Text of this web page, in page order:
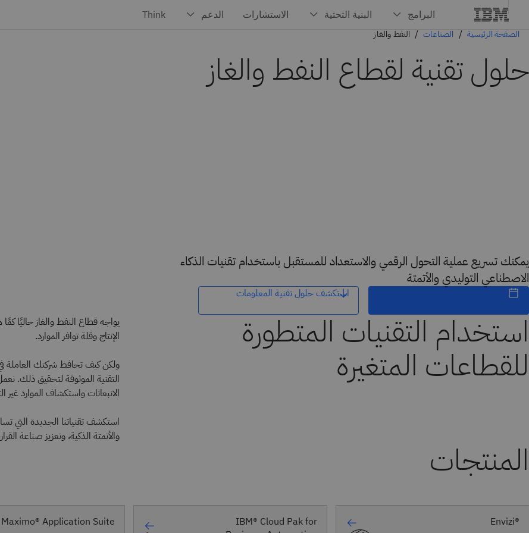
الصفحة الرئيسية الصناعات النفط والغاز
حلول تقنية لقطاع النفط والغاز
يمكنك تسريع عملية التحول الرقمي والاستعداد للمستقبل باستخدام تقنيات الذكاء
الاصطناعي التوليدي والأتمتة
استكشف حلول تقنية المعلومات
استخدام التقنيات المتطورة
للقطاعات المتغيرة
يواجه قطاع النفط والغاز حاليًا
الإنتاج وقلة توافر الموارد.
التقنية الموثوقة لتحقيق ذلك.
الانبعاثات واستكشاف الموارد غير
استكشف تقنياتنا الجديدة التي
والأتمتة الذكية، وتعزيز صناعة
المنتجات
®Envizi
IBM® Cloud Pak for
Maximo® Application Suite